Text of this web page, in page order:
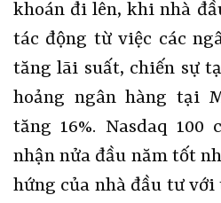
khoán đi lên, khi nhà
tác động từ việc các
tăng lãi suất, chiến sự
hoảng ngân hàng tại
tăng 16%. Nasdaq 100
nhận nửa đầu năm tốt
hứng của nhà đầu tư